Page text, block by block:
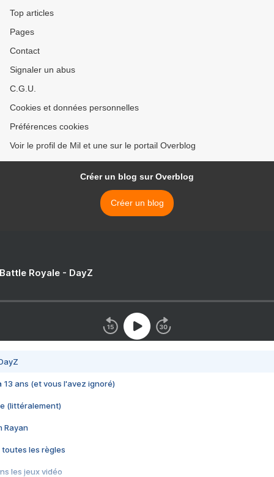
Top articles
Pages
Contact
Signaler un abus
C.G.U.
Cookies et données personnelles
Préférences cookies
Voir le profil de Mil et une sur le portail Overblog
Créer un blog sur Overblog
Créer un blog
Royale - DayZ
13 ans (et vous l'avez ignoré)
(littéralement)
Rayan
toutes les règles
les jeux vidéo